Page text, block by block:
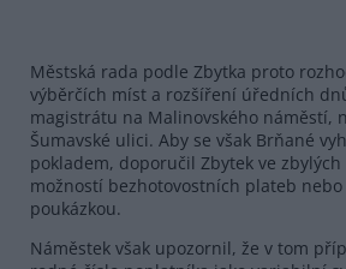
Městská rada podle Zbytka proto
výběrčích míst a rozšíření úředních
magistrátu na Malinovského náměstí,
Šumavské ulici. Aby se však Brňané
pokladem, doporučil Zbytek ve
možností bezhotovostních plateb
poukázkou.
Náměstek však upozornil, že v tom